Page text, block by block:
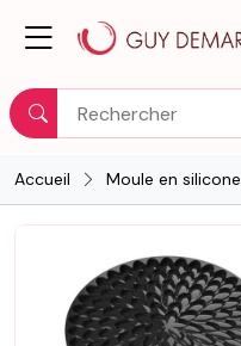
Rechercher
Accueil Moule en